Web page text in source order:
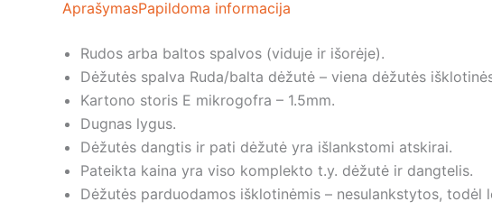
AprašymasPapildoma informacija
Rudos arba baltos spalvos (viduje ir išorėje).
Dėžutės spalva Ruda/balta dėžutė – viena dėžutės
Kartono storis E mikrogofra – 1.5mm.
Dugnas lygus.
Dėžutės dangtis ir pati dėžutė yra išlankstomi atskirai.
Pateikta kaina yra viso komplekto t.y. dėžutė ir dangtelis.
Dėžutės parduodamos išklotinėmis – nesulankstytos,